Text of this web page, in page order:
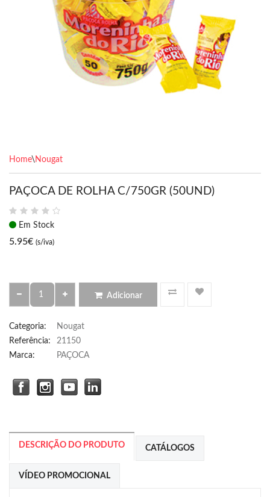
Home\Nougat
PAÇOCA DE ROLHA C/750GR (50UND)
Em Stock
5.95€ (s/iva)
Adicionar
Categoria:
Nougat
Referência:
21150
Marca:
PAÇOCA
DESCRIÇÃO DO PRODUTO CATÁLOGOS
VÍDEO PROMOCIONAL